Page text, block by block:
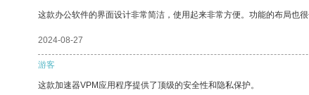
这款办公软件的界面设计非常简洁，使用起来非常方便。功能的布局也很
2024-08-27
游客
这款加速器VPM应用程序提供了顶级的安全性和隐私保护。